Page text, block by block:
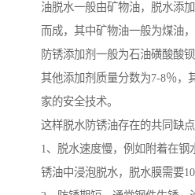
油脱水一般由矿物油，脱水添
而成，其中矿物油一般为煤油
防锈添加剂一般为石油磺酸酸
其他添加剂质量分数为7-8％，
家的安全技术。
这样脱水防锈油存在的共同缺点
1、脱水速度慢，例如附着在钢
锈油中浸泡脱水，脱水膜需要